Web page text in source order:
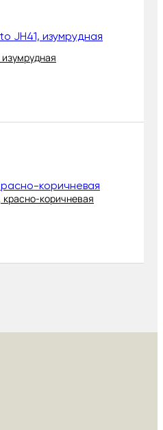
красно-коричневая